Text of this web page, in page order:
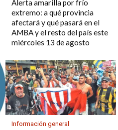
Alerta amarilla por frío
extremo: a qué provincia
afectará y qué pasará en el
AMBA y el resto del país este
miércoles 13 de agosto
Información general